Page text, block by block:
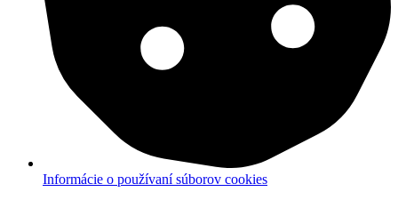
Informácie o používaní súborov cookies